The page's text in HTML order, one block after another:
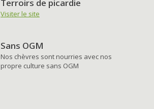
Terroirs de picardie
Visiter le site
Sans OGM
Nos chèvres sont nourries avec nos
propre culture sans OGM